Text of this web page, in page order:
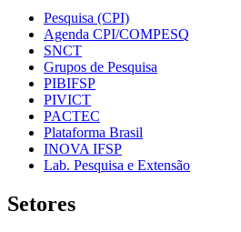
Pesquisa (CPI)
Agenda CPI/COMPESQ
SNCT
Grupos de Pesquisa
PIBIFSP
PIVICT
PACTEC
Plataforma Brasil
INOVA IFSP
Lab. Pesquisa e Extensão
Setores